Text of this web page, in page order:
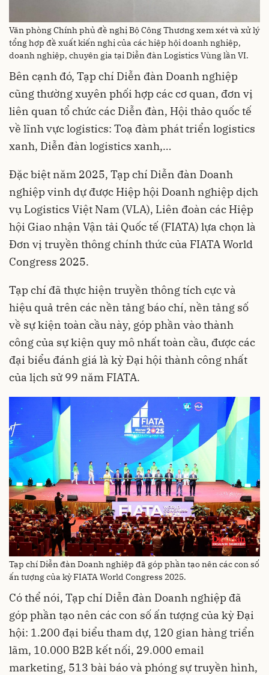
Văn phòng Chính phủ đề nghị Bộ Công Thương xem xét và xử lý
tổng hợp đề xuất kiến nghị của các hiệp hội doanh nghiệp,
doanh nghiệp, chuyên gia tại Diễn đàn Logistics Vùng lần VI.
Bên cạnh đó, Tạp chí Diễn đàn Doanh nghiệp
cũng thường xuyên phối hợp các cơ quan, đơn vị
liên quan tổ chức các Diễn đàn, Hội thảo quốc tế
về lĩnh vực logistics: Toạ đàm phát triển logistics
xanh, Diễn đàn logistics xanh,…
Đặc biệt năm 2025, Tạp chí Diễn đàn Doanh
nghiệp vinh dự được Hiệp hội Doanh nghiệp dịch
vụ Logistics Việt Nam (VLA), Liên đoàn các Hiệp
hội Giao nhận Vận tải Quốc tế (FIATA) lựa chọn là
Đơn vị truyền thông chính thức của FIATA World
Congress 2025.
Tạp chí đã thực hiện truyền thông tích cực và
hiệu quả trên các nền tảng báo chí, nền tảng số
về sự kiện toàn cầu này, góp phần vào thành
công của sự kiện quy mô nhất toàn cầu, được các
đại biểu đánh giá là kỳ Đại hội thành công nhất
của lịch sử 99 năm FIATA.
Tạp chí Diễn đàn Doanh nghiệp đã góp phần tạo nên các con số
ấn tượng của kỳ FIATA World Congress 2025.
Có thể nói, Tạp chí Diễn đàn Doanh nghiệp đã
góp phần tạo nên các con số ấn tượng của kỳ Đại
hội: 1.200 đại biểu tham dự, 120 gian hàng triển
lãm, 10.000 B2B kết nối, 29.000 email
marketing, 513 bài báo và phóng sự truyền hình,